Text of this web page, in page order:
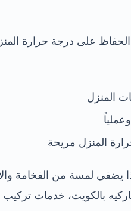
الحفاظ على درجة حرارة
المنزل
المنزل مريحة
هذا يضفي لمسة من الفخامة
بالكويت، خدمات